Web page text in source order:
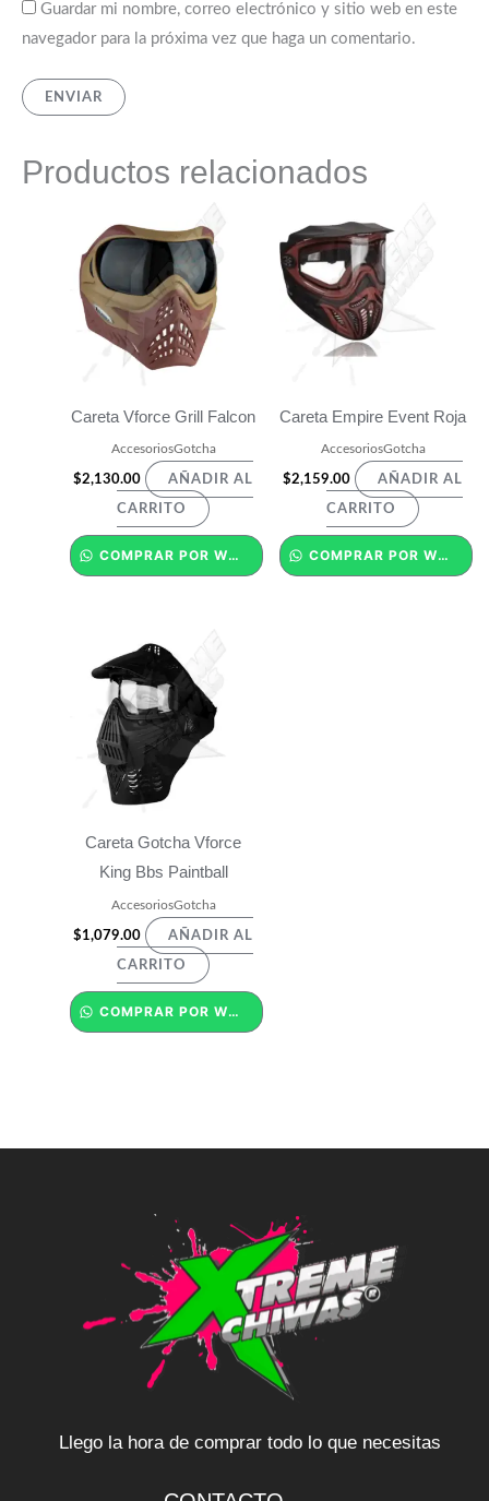
Guardar mi nombre, correo electrónico y sitio web en este
navegador para la próxima vez que haga un comentario.
Productos relacionados
Careta Vforce Grill Falcon
AccesoriosGotcha
$2,130.00 AÑADIR AL
CARRITO
COMPRAR POR WHATSAPP
Careta Empire Event Roja
AccesoriosGotcha
$2,159.00 AÑADIR AL
CARRITO
COMPRAR POR WHATSAPP
Careta Gotcha Vforce
King Bbs Paintball
AccesoriosGotcha
$1,079.00 AÑADIR AL
CARRITO
COMPRAR POR WHATSAPP
Llego la hora de comprar todo lo que necesitas